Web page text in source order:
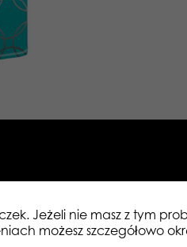
Jeżeli nie masz z tym
możesz szczegółowo